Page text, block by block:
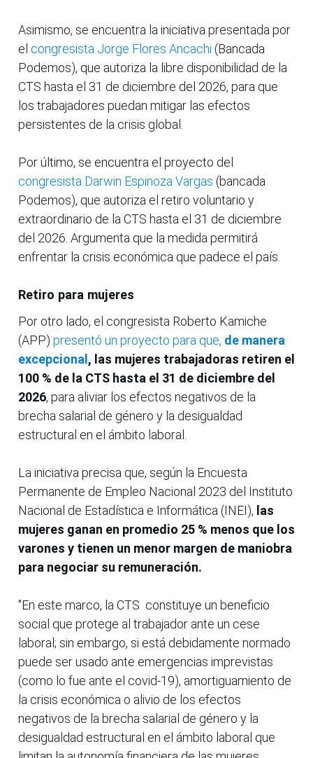
Asimismo, se encuentra la iniciativa presentada por
el congresista Jorge Flores Ancachi (Bancada
Podemos), que autoriza la libre disponibilidad de la
CTS hasta el 31 de diciembre del 2026, para que
los trabajadores puedan mitigar las efectos
persistentes de la crisis global.
Por último, se encuentra el proyecto del
congresista Darwin Espinoza Vargas (bancada
Podemos), que autoriza el retiro voluntario y
extraordinario de la CTS hasta el 31 de diciembre
del 2026. Argumenta que la medida permitirá
enfrentar la crisis económica que padece el país.
Retiro para mujeres
Por otro lado, el congresista Roberto Kamiche
(APP) presentó un proyecto para que, de manera
excepcional, las mujeres trabajadoras retiren el
100 % de la CTS hasta el 31 de diciembre del
2026, para aliviar los efectos negativos de la
brecha salarial de género y la desigualdad
estructural en el ámbito laboral.
La iniciativa precisa que, según la Encuesta
Permanente de Empleo Nacional 2023 del Instituto
Nacional de Estadística e Informática (INEI), las
mujeres ganan en promedio 25 % menos que los
varones y tienen un menor margen de maniobra
para negociar su remuneración.
"En este marco, la CTS constituye un beneficio
social que protege al trabajador ante un cese
laboral; sin embargo, si está debidamente normado
puede ser usado ante emergencias imprevistas
(como lo fue ante el covid-19), amortiguamiento de
la crisis económica o alivio de los efectos
negativos de la brecha salarial de género y la
desigualdad estructural en el ámbito laboral que